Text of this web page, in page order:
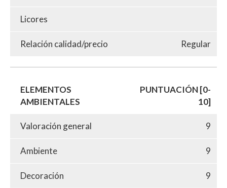
Licores
Relación calidad/precio Regular
ELEMENTOS
AMBIENTALES
PUNTUACIÓN [0-
10]
Valoración general 9
Ambiente 9
Decoración 9